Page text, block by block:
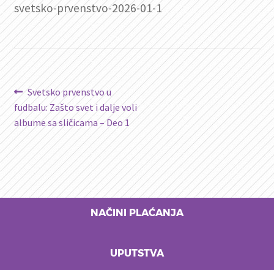
svetsko-prvenstvo-2026-01-1
Kretanje
članka
Prethodni
članak:
Svetsko prvenstvo u
fudbalu: Zašto svet i dalje voli
albume sa sličicama – Deo 1
NAČINI PLAĆANJA
UPUTSTVA